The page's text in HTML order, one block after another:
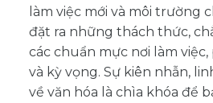
làm việc mới và môi trường
đặt ra những thách thức,
các chuẩn mực nơi làm
và kỳ vọng. Sự kiên nhẫn,
về văn hóa là chìa khóa để